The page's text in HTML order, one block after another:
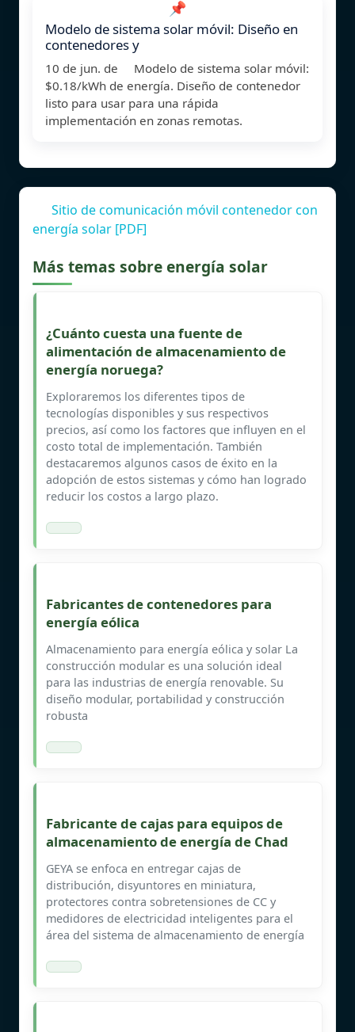
📌
Modelo de sistema solar móvil: Diseño en
contenedores y
10 de jun. de Modelo de sistema solar móvil:
$0.18/kWh de energía. Diseño de contenedor
listo para usar para una rápida
implementación en zonas remotas.
Sitio de comunicación móvil contenedor con
energía solar [PDF]
Más temas sobre energía solar
¿Cuánto cuesta una fuente de
alimentación de almacenamiento de
energía noruega?
Exploraremos los diferentes tipos de
tecnologías disponibles y sus respectivos
precios, así como los factores que influyen en el
costo total de implementación. También
destacaremos algunos casos de éxito en la
adopción de estos sistemas y cómo han logrado
reducir los costos a largo plazo.
Fabricantes de contenedores para
energía eólica
Almacenamiento para energía eólica y solar La
construcción modular es una solución ideal
para las industrias de energía renovable. Su
diseño modular, portabilidad y construcción
robusta
Fabricante de cajas para equipos de
almacenamiento de energía de Chad
GEYA se enfoca en entregar cajas de
distribución, disyuntores en miniatura,
protectores contra sobretensiones de CC y
medidores de electricidad inteligentes para el
área del sistema de almacenamiento de energía